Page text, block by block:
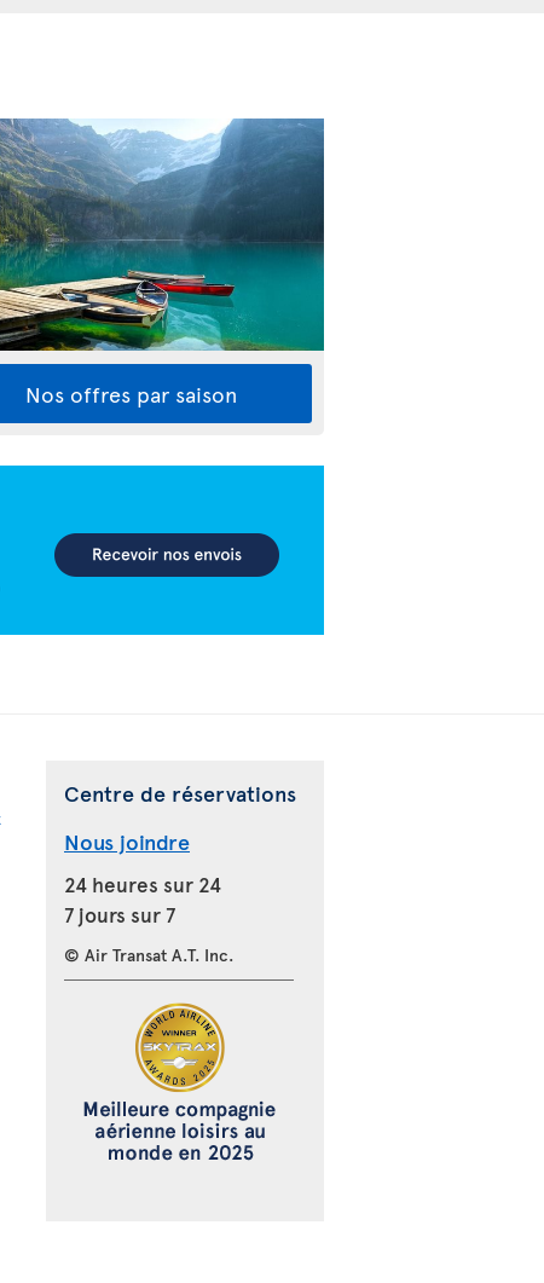
Nos offres par saison
Centre de réservations
Nous joindre
24 heures sur 24
7 jours sur 7
© Air Transat A.T. Inc.